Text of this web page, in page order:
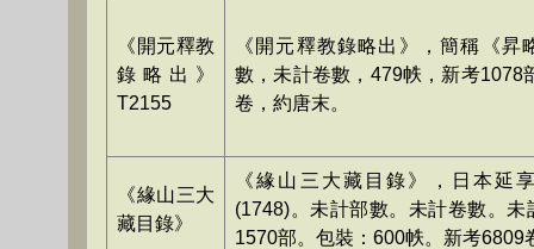
《開元釋教
錄略出》
T2155
《開元釋教錄略出》，簡稱《昇
數，未計卷數，479帙，新考1078
卷，約唐末。
《緣山三大
藏目錄》
《緣山三大藏目錄》，日本延
(1748)。未計部數。未計卷數。未
1570部。包裝：600帙。新考6809